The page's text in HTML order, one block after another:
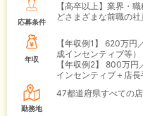
応募条件
【高卒以上】業界・
どさまざまな前職の社
年収
【年収例1】
620万円
成インセンティブ等）
【年収例2】
800万円
インセンティブ＋店長
勤務地
47都道府県すべての